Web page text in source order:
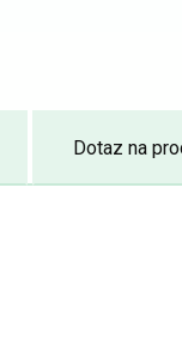
Dotaz na